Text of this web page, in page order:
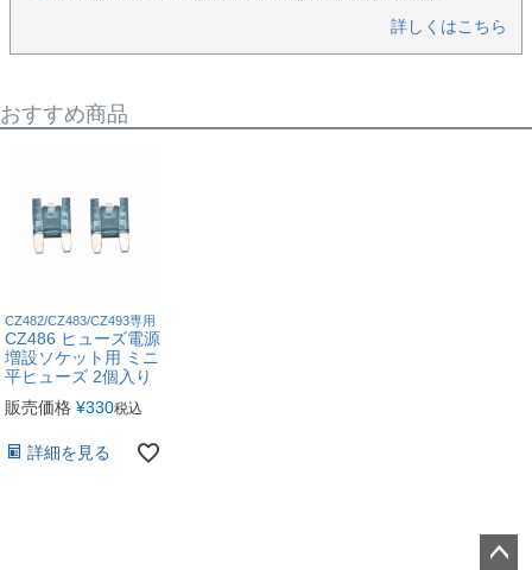
詳しくはこちら
おすすめ商品
CZ482/CZ483/CZ493専用
CZ486 ヒューズ電源
増設ソケット用 ミニ
平ヒューズ 2個入り
販売価格 ¥330税込
詳細を見る